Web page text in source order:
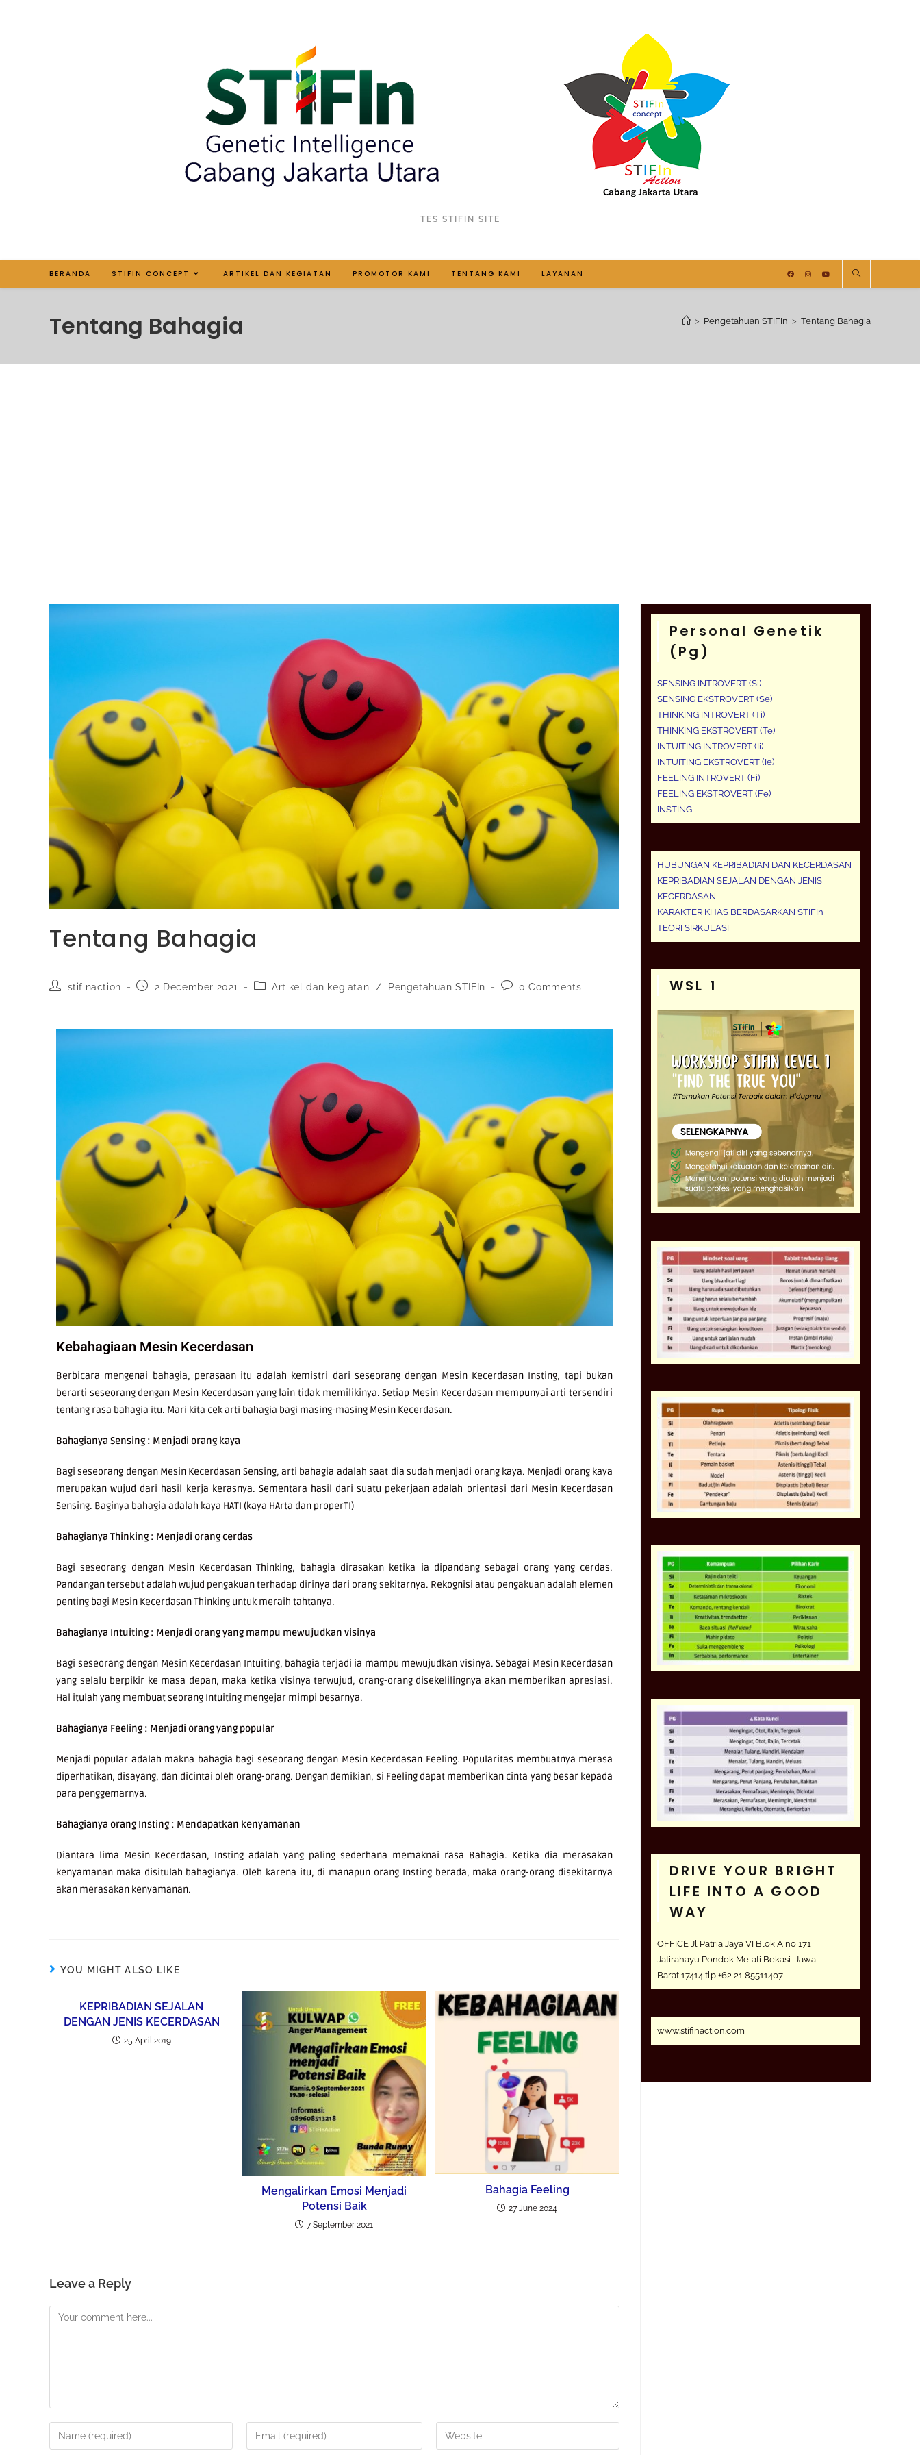
TES STIFIN SITE
BERANDA STIFIN CONCEPT ARTIKEL DAN KEGIATAN PROMOTOR KAMI TENTANG KAMI LAYANAN
Tentang Bahagia > Pengetahuan STIFIn > Tentang Bahagia
Tentang Bahagia
stifinaction 2 December 2021 Artikel dan kegiatan / Pengetahuan STIFIn 0 Comments
Kebahagiaan Mesin Kecerdasan
Berbicara mengenai bahagia, perasaan itu adalah kemistri dari seseorang dengan Mesin Kecerdasan Insting, tapi bukan
berarti seseorang dengan Mesin Kecerdasan yang lain tidak memilikinya. Setiap Mesin Kecerdasan mempunyai arti tersendiri
tentang rasa bahagia itu. Mari kita cek arti bahagia bagi masing-masing Mesin Kecerdasan.
Bahagianya Sensing : Menjadi orang kaya
Bagi seseorang dengan Mesin Kecerdasan Sensing, arti bahagia adalah saat dia sudah menjadi orang kaya. Menjadi orang kaya
merupakan wujud dari hasil kerja kerasnya. Sementara hasil dari suatu pekerjaan adalah orientasi dari Mesin Kecerdasan
Sensing. Baginya bahagia adalah kaya HATI (kaya HArta dan properTI)
Bahagianya Thinking : Menjadi orang cerdas
Bagi seseorang dengan Mesin Kecerdasan Thinking, bahagia dirasakan ketika ia dipandang sebagai orang yang cerdas.
Pandangan tersebut adalah wujud pengakuan terhadap dirinya dari orang sekitarnya. Rekognisi atau pengakuan adalah elemen
penting bagi Mesin Kecerdasan Thinking untuk meraih tahtanya.
Bahagianya Intuiting : Menjadi orang yang mampu mewujudkan visinya
Bagi seseorang dengan Mesin Kecerdasan Intuiting, bahagia terjadi ia mampu mewujudkan visinya. Sebagai Mesin Kecerdasan
yang selalu berpikir ke masa depan, maka ketika visinya terwujud, orang-orang disekelilingnya akan memberikan apresiasi.
Hal itulah yang membuat seorang Intuiting mengejar mimpi besarnya.
Bahagianya Feeling : Menjadi orang yang popular
Menjadi popular adalah makna bahagia bagi seseorang dengan Mesin Kecerdasan Feeling. Popularitas membuatnya merasa
diperhatikan, disayang, dan dicintai oleh orang-orang. Dengan demikian, si Feeling dapat memberikan cinta yang besar kepada
para penggemarnya.
Bahagianya orang Insting : Mendapatkan kenyamanan
Diantara lima Mesin Kecerdasan, Insting adalah yang paling sederhana memaknai rasa Bahagia. Ketika dia merasakan
kenyamanan maka disitulah bahagianya. Oleh karena itu, di manapun orang Insting berada, maka orang-orang disekitarnya
akan merasakan kenyamanan.
YOU MIGHT ALSO LIKE
KEPRIBADIAN SEJALAN
DENGAN JENIS KECERDASAN
25 April 2019
Mengalirkan Emosi Menjadi
Potensi Baik
7 September 2021
Bahagia Feeling
27 June 2024
Leave a Reply
Personal Genetik
(pg)
SENSING INTROVERT (Si)
SENSING EKSTROVERT (Se)
THINKING INTROVERT (Ti)
THINKING EKSTROVERT (Te)
INTUITING INTROVERT (Ii)
INTUITING EKSTROVERT (Ie)
FEELING INTROVERT (Fi)
FEELING EKSTROVERT (Fe)
INSTING
HUBUNGAN KEPRIBADIAN DAN KECERDASAN
KEPRIBADIAN SEJALAN DENGAN JENIS
KECERDASAN
KARAKTER KHAS BERDASARKAN STIFIn
TEORI SIRKULASI
WSL 1
DRIVE YOUR BRIGHT
LIFE INTO A GOOD
WAY
OFFICE Jl Patria Jaya VI Blok A no 171
Jatirahayu Pondok Melati Bekasi Jawa
Barat 17414 tlp +62 21 85511407
www.stifinaction.com